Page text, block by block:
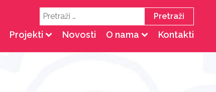
Pretraži:
Projekti Novosti O nama Kontakti